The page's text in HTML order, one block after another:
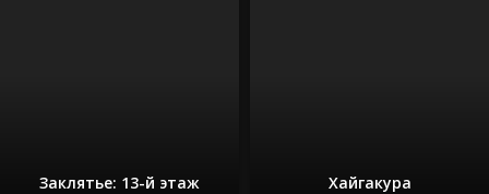
Заклятье: 13-й этаж Хайгакура